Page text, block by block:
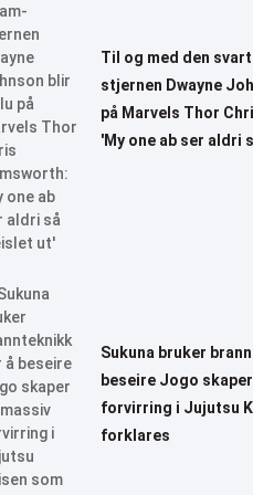
Til og med den
stjernen Dwayne
på Marvels Thor
'My one ab ser aldri
Sukuna bruker
beseire Jogo
forvirring i Jujutsu
forklares